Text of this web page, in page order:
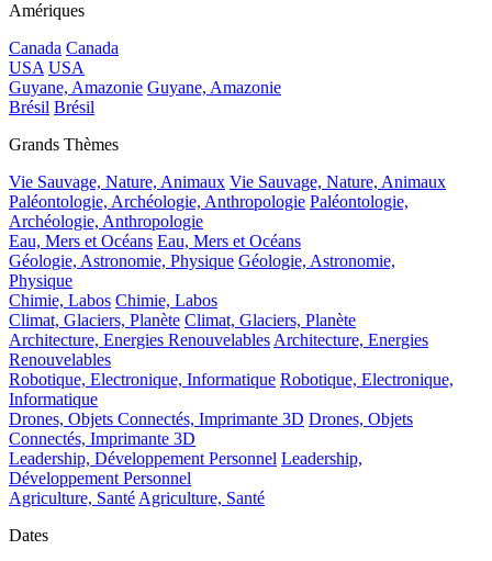
Amériques
Canada Canada
USA USA
Guyane, Amazonie Guyane, Amazonie
Brésil Brésil
Grands Thèmes
Vie Sauvage, Nature, Animaux Vie Sauvage, Nature, Animaux
Paléontologie, Archéologie, Anthropologie Paléontologie,
Archéologie, Anthropologie
Eau, Mers et Océans Eau, Mers et Océans
Géologie, Astronomie, Physique Géologie, Astronomie,
Physique
Chimie, Labos Chimie, Labos
Climat, Glaciers, Planète Climat, Glaciers, Planète
Architecture, Energies Renouvelables Architecture, Energies
Renouvelables
Robotique, Electronique, Informatique Robotique, Electronique,
Informatique
Drones, Objets Connectés, Imprimante 3D Drones, Objets
Connectés, Imprimante 3D
Leadership, Développement Personnel Leadership,
Développement Personnel
Agriculture, Santé Agriculture, Santé
Dates